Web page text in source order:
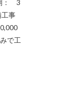
： 3
事
工